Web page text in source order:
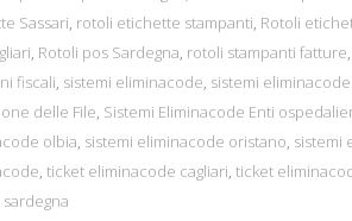
Sassari, rotoli etichette stampanti, Rotoli
, Rotoli pos Sardegna, rotoli stampanti fatture,
fiscali, sistemi eliminacode, sistemi
delle File, Sistemi Eliminacode Enti
olbia, sistemi eliminacode oristano, sistemi
, ticket eliminacode cagliari, ticket